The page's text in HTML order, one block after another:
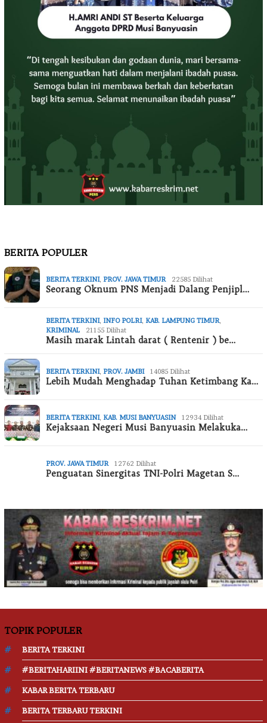
BERITA POPULER
BERITA TERKINI, PROV. JAWA TIMUR 22585 Dilihat
Seorang Oknum PNS Menjadi Dalang Penjipl…
BERITA TERKINI, INFO POLRI, KAB. LAMPUNG TIMUR
KRIMINAL
21155 Dilihat
Masih marak Lintah darat ( Rentenir ) be…
BERITA TERKINI, PROV. JAMBI 14085 Dilihat
Lebih Mudah Menghadap Tuhan Ketimbang Ka…
BERITA TERKINI, KAB. MUSI BANYUASIN 12934 Dilihat
Kejaksaan Negeri Musi Banyuasin Melakuka…
PROV. JAWA TIMUR 12762 Dilihat
Penguatan Sinergitas TNI-Polri Magetan S…
TOPIK POPULER
BERITA TERKINI
#BERITAHARIINI #BERITANEWS #BACABERITA
KABAR BERITA TERBARU
BERITA TERBARU TERKINI